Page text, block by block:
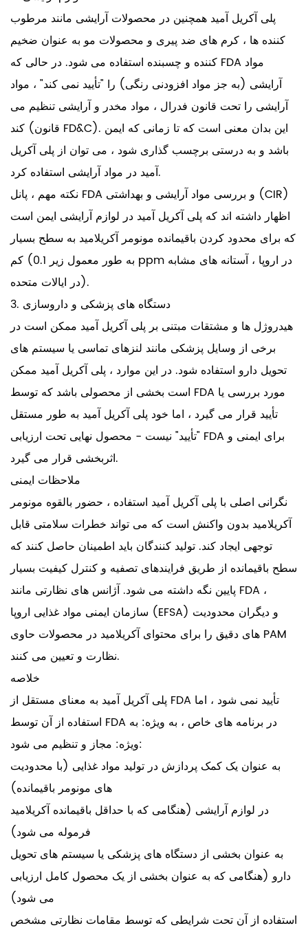
پلی آکریل آمید همچنین در محصولات آرایشی مانند مرطوب
کننده ها ، کرم های ضد پیری و محصولات مو به عنوان ضخیم
کننده و چسبنده استفاده می شود. در حالی که FDA مواد
آرایشی (به جز مواد افزودنی رنگی) را "تأیید نمی کند" ، مواد
آرایشی را تحت قانون فدرال ، مواد مخدر و آرایشی تنظیم می
کند (قانون FD&C). این بدان معنی است که تا زمانی که ایمن
باشد و به درستی برچسب گذاری شود ، می توان از پلی آکریل
آمید در مواد آرایشی استفاده کرد.
نکته مهم ، پانل FDA و بررسی مواد آرایشی و بهداشتی (CIR)
اظهار داشته اند که پلی آکریل آمید در لوازم آرایشی ایمن است
که برای محدود کردن باقیمانده مونومر آکریلامید به سطح بسیار
کم (به طور معمول زیر 0.1 ppm در اروپا ، آستانه های مشابه
در ایالات متحده).
3. دستگاه های پزشکی و داروسازی
هیدروژل ها و مشتقات مبتنی بر پلی آکریل آمید ممکن است در
برخی از وسایل پزشکی مانند لنزهای تماسی یا سیستم های
تحویل دارو استفاده شود. در این موارد ، پلی آکریل آمید ممکن
است بخشی از محصولی باشد که توسط FDA مورد بررسی یا
تأیید قرار می گیرد ، اما خود پلی آکریل آمید به طور مستقل
"تأیید" نیست - محصول نهایی تحت ارزیابی FDA برای ایمنی و
اثربخشی قرار می گیرد.
ملاحظات ایمنی
نگرانی اصلی با پلی آکریل آمید استفاده ، حضور بالقوه مونومر
آکریلامید بدون واکنش است که می تواند خطرات سلامتی قابل
توجهی ایجاد کند. تولید کنندگان باید اطمینان حاصل کنند که
سطح باقیمانده از طریق فرایندهای تصفیه و کنترل کیفیت بسیار
پایین نگه داشته می شود. آژانس های نظارتی مانند FDA ،
سازمان ایمنی مواد غذایی اروپا (EFSA) و دیگران محدودیت
های دقیق را برای محتوای آکریلامید در محصولات حاوی PAM
نظارت و تعیین می کنند.
خلاصه
پلی آکریل آمید به معنای مستقل از FDA تأیید نمی شود ، اما
استفاده از آن توسط FDA در برنامه های خاص ، به ویژه: به
ویژه: مجاز و تنظیم می شود:
به عنوان یک کمک پردازش در تولید مواد غذایی (با محدودیت
های مونومر باقیمانده)
در لوازم آرایشی (هنگامی که با حداقل باقیمانده آکریلامید
فرموله می شود)
به عنوان بخشی از دستگاه های پزشکی یا سیستم های تحویل
دارو (هنگامی که به عنوان بخشی از یک محصول کامل ارزیابی
می شود)
استفاده از آن تحت شرایطی که توسط مقامات نظارتی مشخص